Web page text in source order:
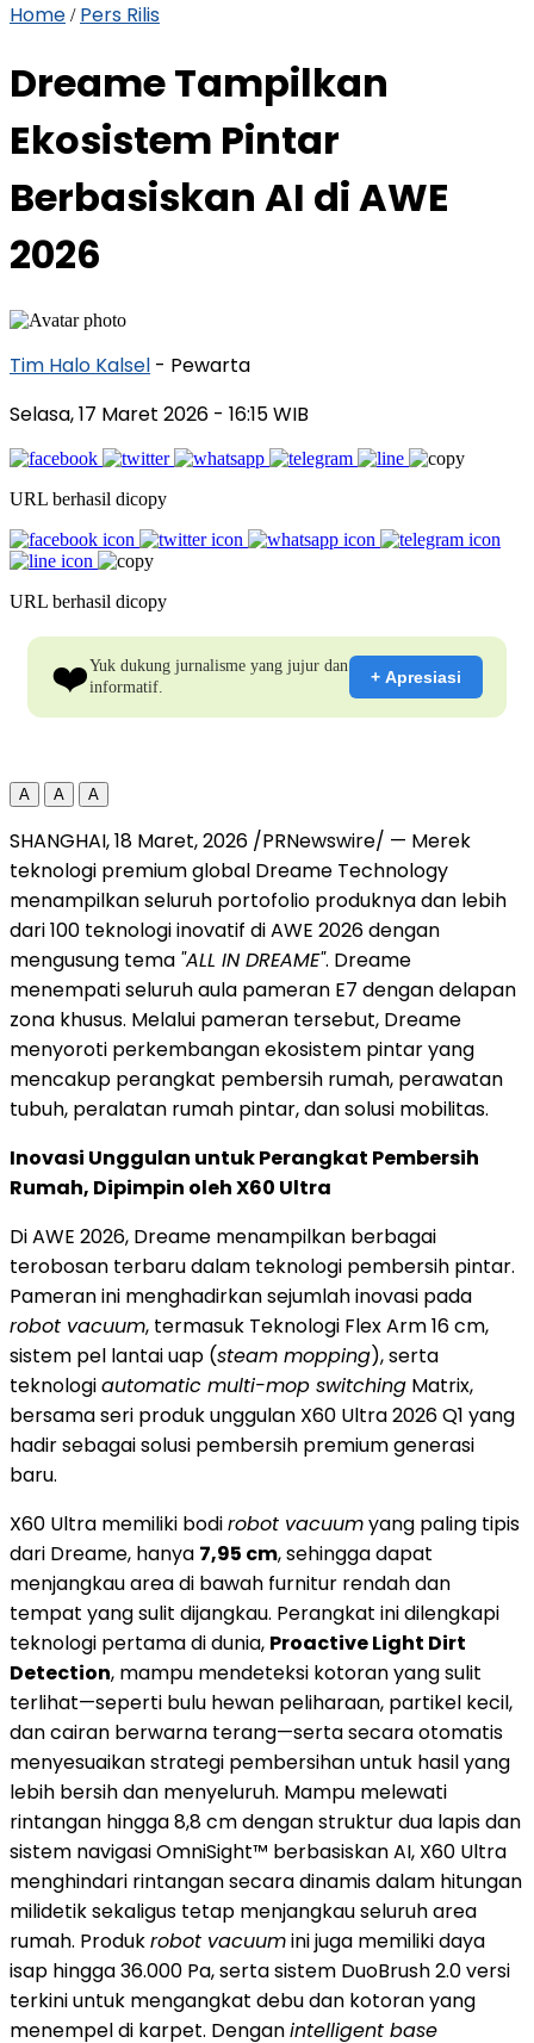
Home / Pers Rilis
Dreame Tampilkan
Ekosistem Pintar
Berbasiskan AI di AWE
2026
Tim Halo Kalsel - Pewarta
Selasa, 17 Maret 2026 - 16:15 WIB
URL berhasil dicopy
URL berhasil dicopy
❤️Yuk dukung jurnalisme yang jujur dan
informatif.
+ Apresiasi
A A A
SHANGHAI,18 Maret, 2026 /PRNewswire/ — Merek
teknologi premium global Dreame Technology
menampilkan seluruh portofolio produknya dan lebih
dari 100 teknologi inovatif di AWE 2026 dengan
mengusung tema "ALL IN DREAME". Dreame
menempati seluruh aula pameran E7 dengan delapan
zona khusus. Melalui pameran tersebut, Dreame
menyoroti perkembangan ekosistem pintar yang
mencakup perangkat pembersih rumah, perawatan
tubuh, peralatan rumah pintar, dan solusi mobilitas.
Inovasi Unggulan untuk Perangkat Pembersih
Rumah, Dipimpin oleh X60 Ultra
Di AWE 2026, Dreame menampilkan berbagai
terobosan terbaru dalam teknologi pembersih pintar.
Pameran ini menghadirkan sejumlah inovasi pada
robot vacuum, termasuk Teknologi Flex Arm 16 cm,
sistem pel lantai uap (steam mopping), serta
teknologiautomatic multi-mop switching Matrix,
bersama seri produk unggulan X60 Ultra 2026 Q1 yang
hadir sebagai solusi pembersih premium generasi
baru.
X60 Ultra memiliki bodirobot vacuumyang paling tipis
dari Dreame, hanya 7,95 cm, sehingga dapat
menjangkau area di bawah furnitur rendah dan
tempat yang sulit dijangkau. Perangkat ini dilengkapi
teknologi pertama di dunia, Proactive Light Dirt
Detection, mampu mendeteksi kotoran yang sulit
terlihat—seperti bulu hewan peliharaan, partikel kecil,
dan cairan berwarna terang—serta secara otomatis
menyesuaikan strategi pembersihan untuk hasil yang
lebih bersih dan menyeluruh. Mampu melewati
rintangan hingga 8,8 cm dengan struktur dua lapis dan
sistem navigasi OmniSight™ berbasiskan AI, X60 Ultra
menghindari rintangan secara dinamis dalam hitungan
milidetik sekaligus tetap menjangkau seluruh area
rumah. Produkrobot vacuumini juga memiliki daya
isap hingga 36.000 Pa, serta sistem DuoBrush 2.0 versi
terkini untuk mengangkat debu dan kotoran yang
menempel di karpet. Denganintelligent base